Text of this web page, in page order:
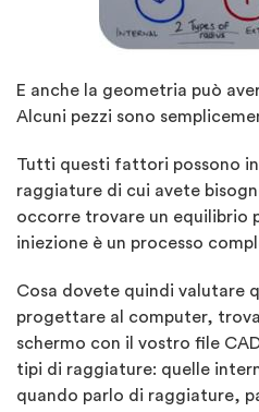
E anche la geometria può
Alcuni pezzi sono
Tutti questi fattori possono
raggiature di cui avete
occorre trovare un equilibrio
iniezione è un processo
Cosa dovete quindi valutare
progettare al computer,
schermo con il vostro file
tipi di raggiature: quelle
quando parlo di raggiature,